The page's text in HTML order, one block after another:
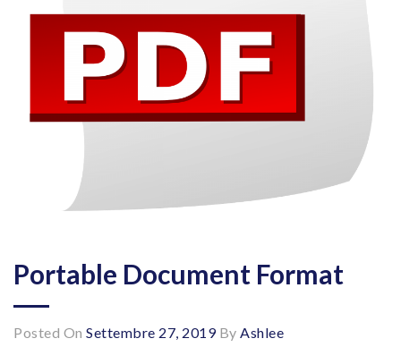
Portable Document Format
Posted On Settembre 27, 2019By Ashlee